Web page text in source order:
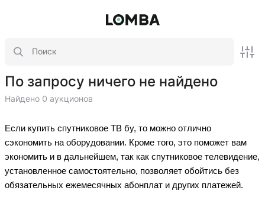
По запросу ничего не найдено
Найдено 0 аукционов
Если купить спутниковое ТВ бу, то можно отлично
сэкономить на оборудовании. Кроме того, это поможет вам
экономить и в дальнейшем, так как спутниковое телевидение,
установленное самостоятельно, позволяет обойтись без
обязательных ежемесячных абонплат и других платежей.